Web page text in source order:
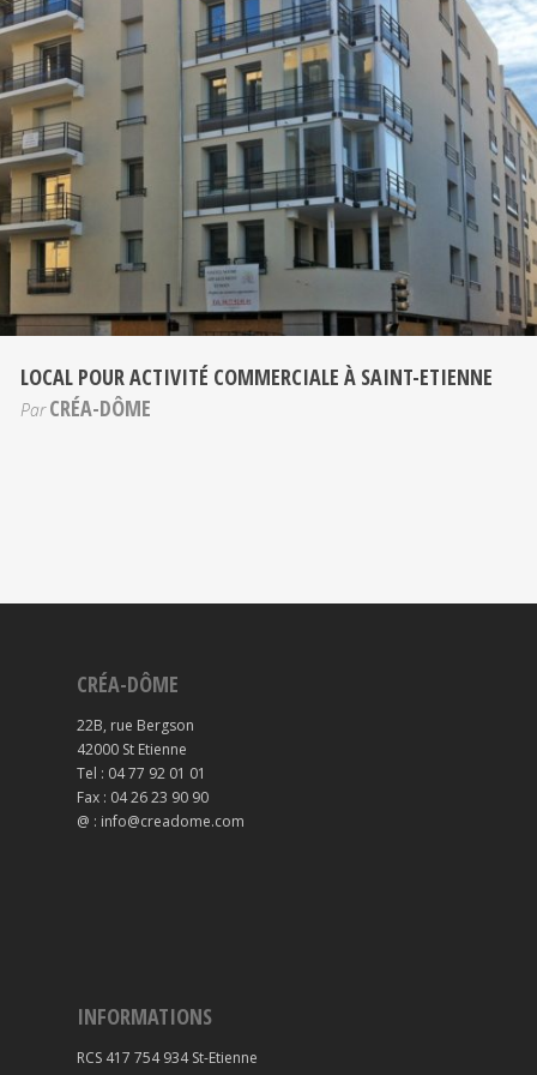
LOCAL POUR ACTIVITÉ COMMERCIALE À SAINT-ETIENNE
Par CRÉA-DÔME
CRÉA-DÔME
22B, rue Bergson
42000 St Etienne
Tel : 04 77 92 01 01
Fax : 04 26 23 90 90
@ : info@creadome.com
INFORMATIONS
RCS 417 754 934 St-Etienne